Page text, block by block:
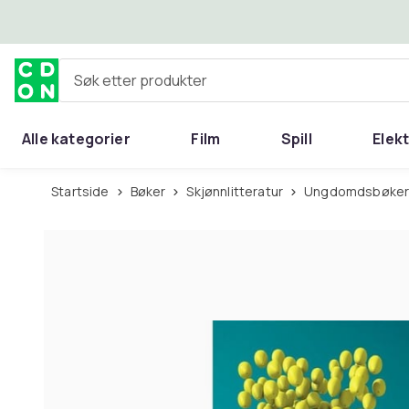
Søk etter produkter
Alle kategorier Film Spill
Startside Bøker Skjønnlitteratur Ungdomdsbøker